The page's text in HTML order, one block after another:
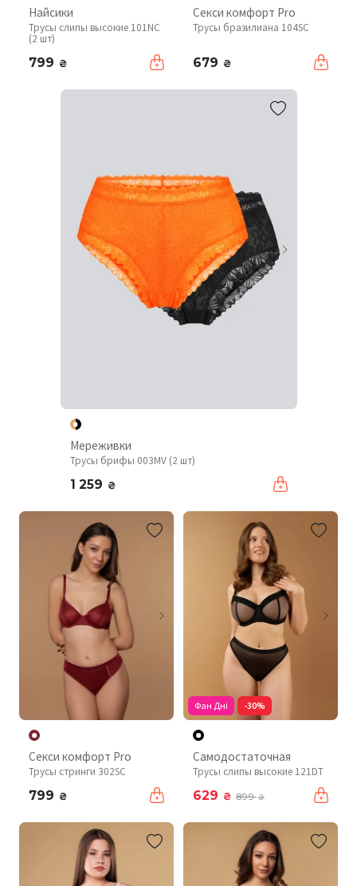
Найсики
Трусы слипы высокие 101NC
(2 шт)
799 ₴
Секси комфорт Pro
Трусы бразилиана 104SC
679 ₴
Мереживки
Трусы брифы 003MV (2 шт)
1 259 ₴
Секси комфорт Pro
Трусы стринги 302SC
799 ₴
Фан Дні -30%
Самодостаточная
Трусы слипы высокие 121DT
629 ₴ 899₴